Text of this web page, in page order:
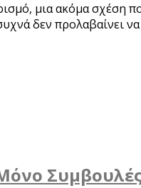
μια ακόμα σχέση
δεν προλαβαίνει να